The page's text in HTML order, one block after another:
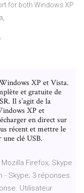
for both Windows XP
XP et Vista.
et gratuite de
Il s’agit de la
XP et
en direct sur
récent et mettre le
clé USB.
Firefox; Skype
- Skype; 3 réponses.
Utilisateur